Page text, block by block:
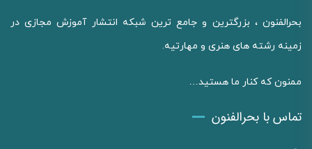
بحرالفنون ، بزرگترین و جامع ترین شبکه انتشار آموزش مجازی در
زمینه رشته های هنری و مهارتیه.
ممنون که کنار ما هستید…
تماس با بحرالفنون